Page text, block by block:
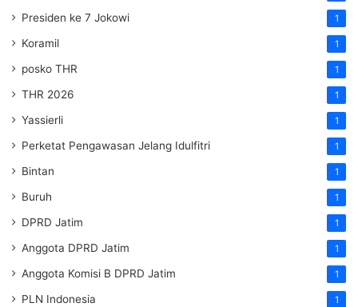
Presiden ke 7 Jokowi 1
Koramil 1
posko THR 1
THR 2026 1
Yassierli 1
Perketat Pengawasan Jelang Idulfitri 1
Bintan 1
Buruh 1
DPRD Jatim 1
Anggota DPRD Jatim 1
Anggota Komisi B DPRD Jatim 1
PLN Indonesia 1